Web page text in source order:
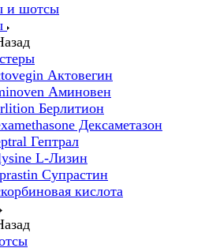
и шотсы
Актовегин
Аминовен
Берлитион
Дексаметазон
Гептрал
L-Лизин
Супрастин
кислота